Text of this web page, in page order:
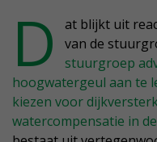
D
at blijkt uit
van de
stuurgroep
hoogwatergeul aan te
kiezen voor
watercompensatie in